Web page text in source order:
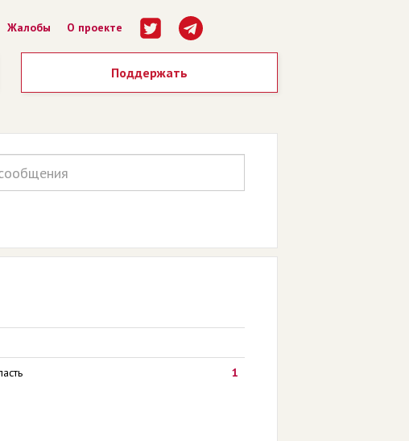
Жалобы О проекте
Поддержать
1